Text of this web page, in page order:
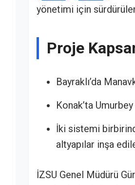
yönetimi için
Proje
Bayraklı’da
Konak’ta
İki sistemi
altyapılar inşa
İZSU Genel Müdürü